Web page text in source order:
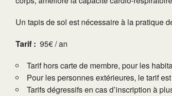
Un tapis de sol est nécessaire à la pratique
Tarif : 95€ / an
Tarif hors carte de membre, pour les
Pour les personnes extérieures, le tarif
Tarifs dégressifs en cas d’inscription à